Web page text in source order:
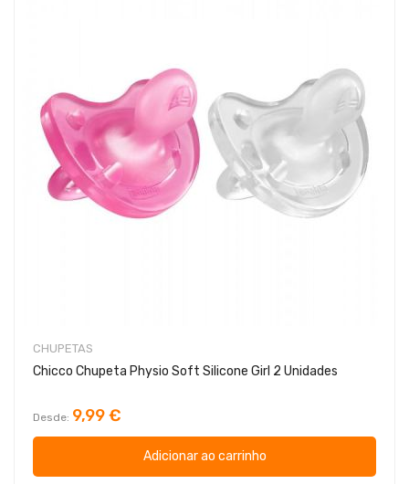
CHUPETAS
Chicco Chupeta Physio Soft Silicone Girl 2 Unidades
Desde 9,99 €
Adicionar ao carrinho